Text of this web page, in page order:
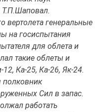
вертолета генеральные
на госиспытания
для облета и
такие облеты и
Ка-25, Ка-26, Як-24.
полковник
Сил в запас.
работать